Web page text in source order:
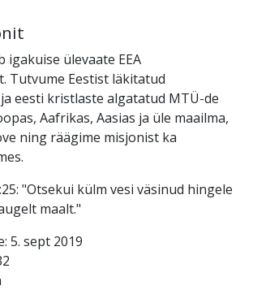
igakuise ülevaate EEA
Tutvume Eestist läkitatud
eesti kristlaste algatatud MTÜ-de
Aafrikas, Aasias ja üle maailma,
ning räägime misjonist ka
"Otsekui külm vesi väsinud hingele
maalt."
5. sept 2019